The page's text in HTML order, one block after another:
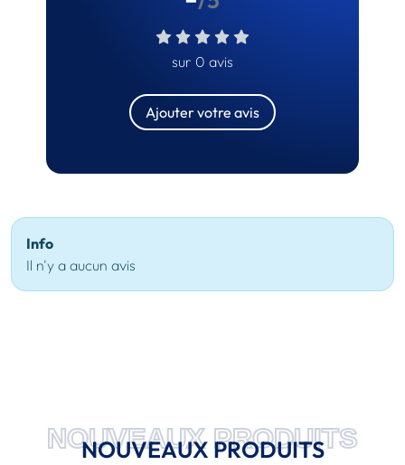
sur 0 avis
Ajouter votre avis
Info
Il n'y a aucun avis
NOUVEAUX PRODUITS
NOUVEAUX PRODUITS